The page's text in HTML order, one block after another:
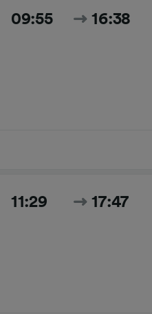
09:55 16:38
11:29 17:47